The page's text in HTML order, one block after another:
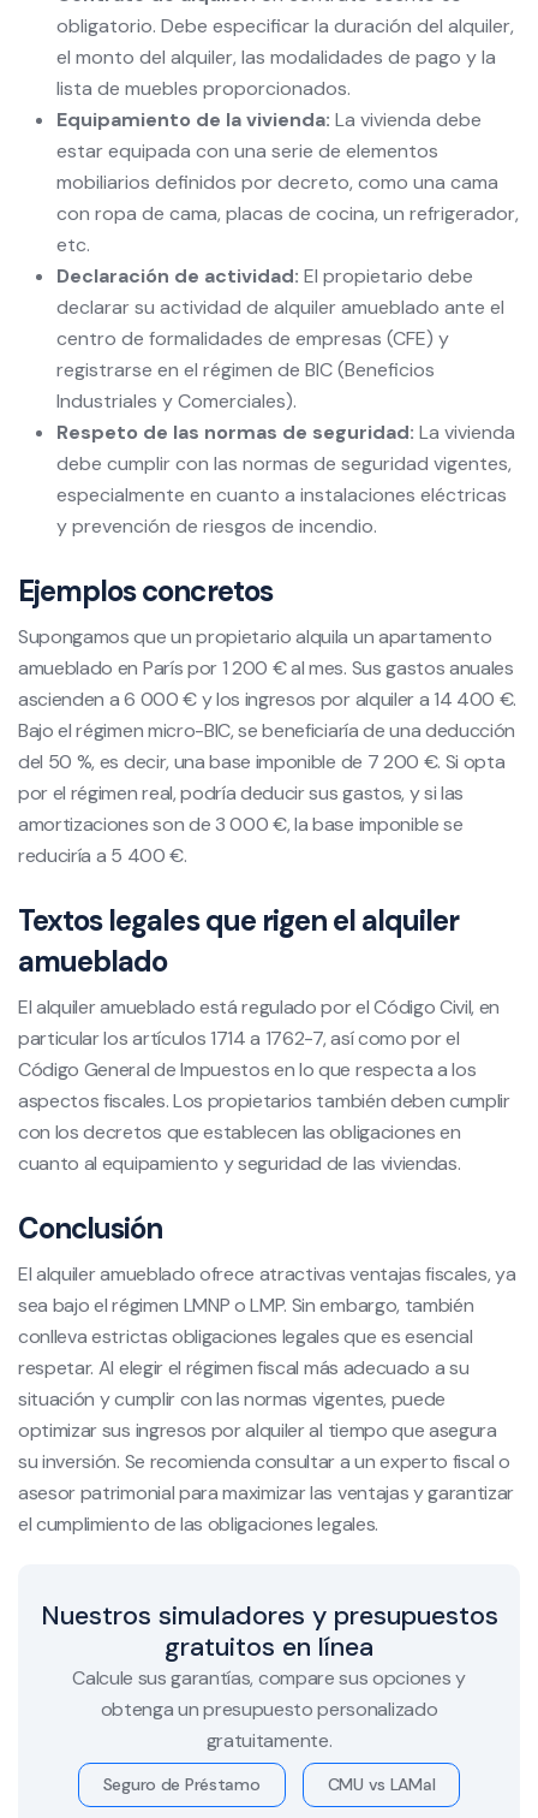
obligatorio. Debe especificar la duración del alquiler,
el monto del alquiler, las modalidades de pago y la
lista de muebles proporcionados.
Equipamiento de la vivienda: La vivienda debe
estar equipada con una serie de elementos
mobiliarios definidos por decreto, como una cama
con ropa de cama, placas de cocina, un refrigerador,
etc.
Declaración de actividad: El propietario debe
declarar su actividad de alquiler amueblado ante el
centro de formalidades de empresas (CFE) y
registrarse en el régimen de BIC (Beneficios
Industriales y Comerciales).
Respeto de las normas de seguridad: La vivienda
debe cumplir con las normas de seguridad vigentes,
especialmente en cuanto a instalaciones eléctricas
y prevención de riesgos de incendio.
Ejemplos concretos
Supongamos que un propietario alquila un apartamento
amueblado en París por 1 200 € al mes. Sus gastos anuales
ascienden a 6 000 € y los ingresos por alquiler a 14 400 €.
Bajo el régimen micro-BIC, se beneficiaría de una deducción
del 50 %, es decir, una base imponible de 7 200 €. Si opta
por el régimen real, podría deducir sus gastos, y si las
amortizaciones son de 3 000 €, la base imponible se
reduciría a 5 400 €.
Textos legales que rigen el alquiler
amueblado
El alquiler amueblado está regulado por el Código Civil, en
particular los artículos 1714 a 1762-7, así como por el
Código General de Impuestos en lo que respecta a los
aspectos fiscales. Los propietarios también deben cumplir
con los decretos que establecen las obligaciones en
cuanto al equipamiento y seguridad de las viviendas.
Conclusión
El alquiler amueblado ofrece atractivas ventajas fiscales, ya
sea bajo el régimen LMNP o LMP. Sin embargo, también
conlleva estrictas obligaciones legales que es esencial
respetar. Al elegir el régimen fiscal más adecuado a su
situación y cumplir con las normas vigentes, puede
optimizar sus ingresos por alquiler al tiempo que asegura
su inversión. Se recomienda consultar a un experto fiscal o
asesor patrimonial para maximizar las ventajas y garantizar
el cumplimiento de las obligaciones legales.
Nuestros simuladores y presupuestos
gratuitos en línea
Calcule sus garantías, compare sus opciones y
obtenga un presupuesto personalizado
gratuitamente.
Seguro de Préstamo CMU vs LAMal